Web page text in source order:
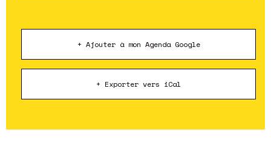
+ Ajouter à mon Agenda Google
+ Exporter vers iCal